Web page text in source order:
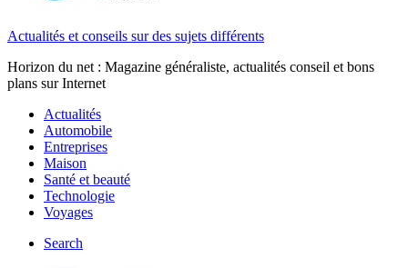
Actualités et conseils sur des sujets différents
Horizon du net : Magazine généraliste, actualités conseil et bons
plans sur Internet
Actualités
Automobile
Entreprises
Maison
Santé et beauté
Technologie
Voyages
Search